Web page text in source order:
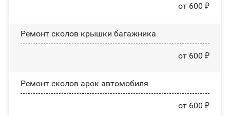
от 600 ₽
Ремонт сколов крышки багажника
от 600 ₽
Ремонт сколов арок автомобиля
от 600 ₽